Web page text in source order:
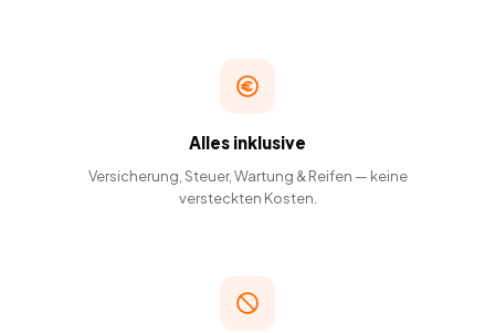
Alles inklusive
Versicherung, Steuer, Wartung & Reifen — keine
versteckten Kosten.